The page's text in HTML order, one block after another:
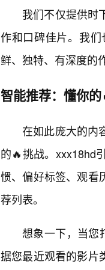
我们不仅提供时
作和口碑佳片。我
鲜、独特、有深度的
智能推荐：懂你
在如此庞大的内
的🔥挑战。xxx18hd
惯、偏好标签、观看
荐列表。
想象一下，当您
据您最近观看的影片